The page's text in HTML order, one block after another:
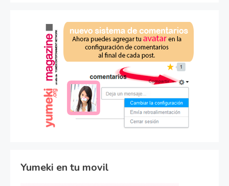
Yumeki en tu movil